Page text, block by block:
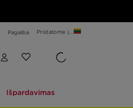
Pagalba Pristatome į...
Išpardavimas